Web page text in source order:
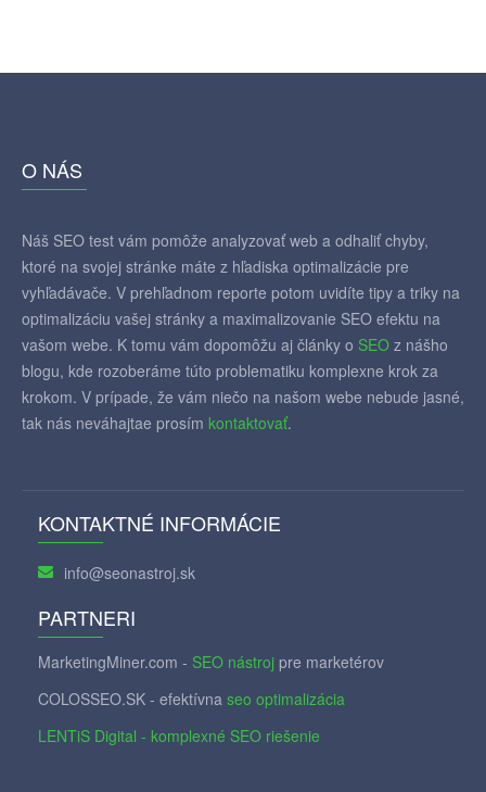
O NÁS
Náš SEO test vám pomôže analyzovať web a odhaliť chyby,
ktoré na svojej stránke máte z hľadiska optimalizácie pre
vyhľadávače. V prehľadnom reporte potom uvidíte tipy a triky na
optimalizáciu vašej stránky a maximalizovanie SEO efektu na
vašom webe. K tomu vám dopomôžu aj články o SEO z nášho
blogu, kde rozoberáme túto problematiku komplexne krok za
krokom. V prípade, že vám niečo na našom webe nebude jasné,
tak nás neváhajtae prosím kontaktovať.
KONTAKTNÉ INFORMÁCIE
info@seonastroj.sk
PARTNERI
MarketingMiner.com - SEO nástroj pre marketérov
COLOSSEO.SK - efektívna seo optimalizácia
LENTiS Digital - komplexné SEO riešenie